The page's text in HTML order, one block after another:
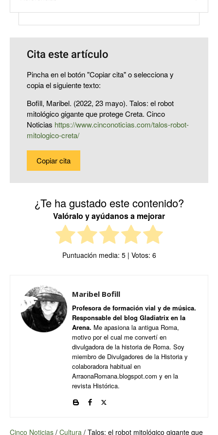
Cita este artículo
Pincha en el botón "Copiar cita" o selecciona y
copia el siguiente texto:
Bofill, Maribel. (2022, 23 mayo). Talos: el robot
mitológico gigante que protege Creta. Cinco
Noticias https://www.cinconoticias.com/talos-robot-
mitologico-creta/
Copiar cita
¿Te ha gustado este contenido?
Valóralo y ayúdanos a mejorar
Puntuación media: 5| Votos: 6
Maribel Bofill
Profesora de formación vial y de música.
Responsable del blog Gladiatrix en la
Arena. Me apasiona la antigua Roma,
motivo por el cual me convertí en
divulgadora de la historia de Roma. Soy
miembro de Divulgadores de la Historia y
colaboradora habitual en
ArraonaRomana.blogspot.com y en la
revista Histórica.
Cinco Noticias / Cultura / Talos: el robot mitológico gigante que